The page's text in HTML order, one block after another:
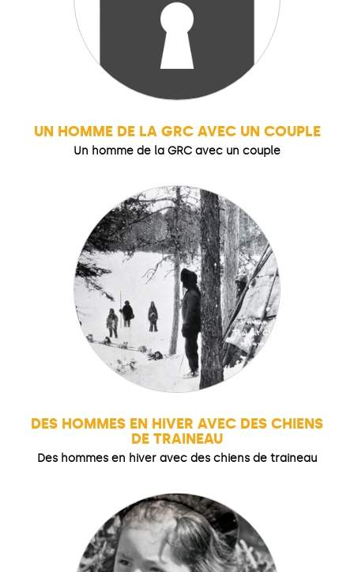
UN HOMME DE LA GRC AVEC UN COUPLE
Un homme de la GRC avec un couple
DES HOMMES EN HIVER AVEC DES CHIENS
DE TRAINEAU
Des hommes en hiver avec des chiens de traineau